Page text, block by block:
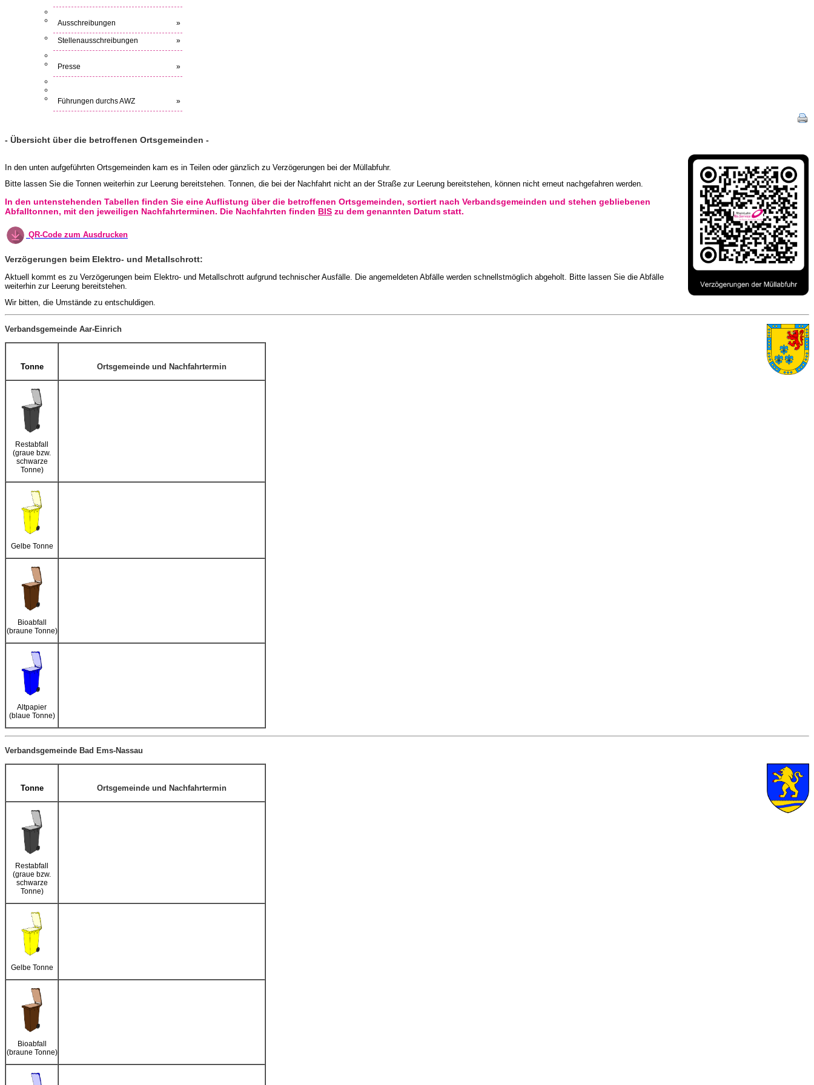
Ausschreibungen »
Stellenausschreibungen »
Presse »
Führungen durchs AWZ »
- Übersicht über die betroffenen Ortsgemeinden -
In den unten aufgeführten Ortsgemeinden kam es in Teilen oder gänzlich zu Verzögerungen bei der Müllabfuhr.
Bitte lassen Sie die Tonnen weiterhin zur Leerung bereitstehen. Tonnen, die bei der Nachfahrt nicht an der Straße zur Leerung bereitstehen, können nicht erneut nachgefahren werden.
In den untenstehenden Tabellen finden Sie eine Auflistung über die betroffenen Ortsgemeinden, sortiert nach Verbandsgemeinden und stehen gebliebenen
Abfalltonnen, mit den jeweiligen Nachfahrterminen. Die Nachfahrten finden BIS zu dem genannten Datum statt.
QR-Code zum Ausdrucken
Verzögerungen beim Elektro- und Metallschrott:
Aktuell kommt es zu Verzögerungen beim Elektro- und Metallschrott aufgrund technischer Ausfälle. Die angemeldeten Abfälle werden schnellstmöglich abgeholt. Bitte lassen Sie die Abfälle
weiterhin zur Leerung bereitstehen.
Wir bitten, die Umstände zu entschuldigen.
Verbandsgemeinde Aar-Einrich
Tonne Ortsgemeinde und Nachfahrtermin
Restabfall
(graue bzw.
schwarze
Tonne)
Gelbe Tonne
Bioabfall
(braune Tonne)
Altpapier
(blaue Tonne)
Verbandsgemeinde Bad Ems-Nassau
Tonne Ortsgemeinde und Nachfahrtermin
Restabfall
(graue bzw.
schwarze
Tonne)
Gelbe Tonne
Bioabfall
(braune Tonne)